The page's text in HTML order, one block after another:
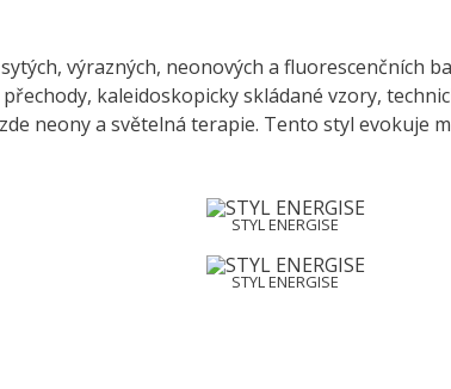
výrazných, neonových a fluorescenčních
kaleidoskopicky skládané vzory,
neony a světelná terapie. Tento styl evokuje
STYL ENERGISE
STYL ENERGISE